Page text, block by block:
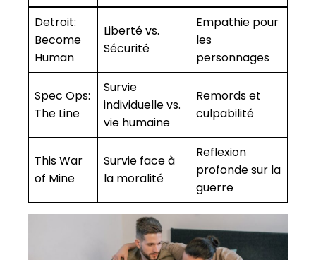
Detroit:
Become
Human
Liberté vs.
Sécurité
Empathie pour
les
personnages
Spec Ops:
The Line
Survie
individuelle vs.
vie humaine
Remords et
culpabilité
This War
of Mine
Survie face à
la moralité
Reflexion
profonde sur la
guerre